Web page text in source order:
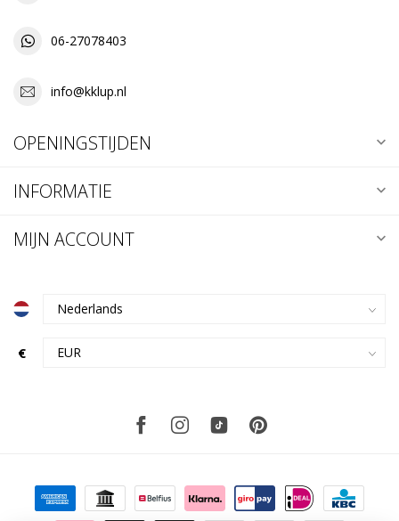
06-27078403
info@kklup.nl
OPENINGSTIJDEN
INFORMATIE
MIJN ACCOUNT
€